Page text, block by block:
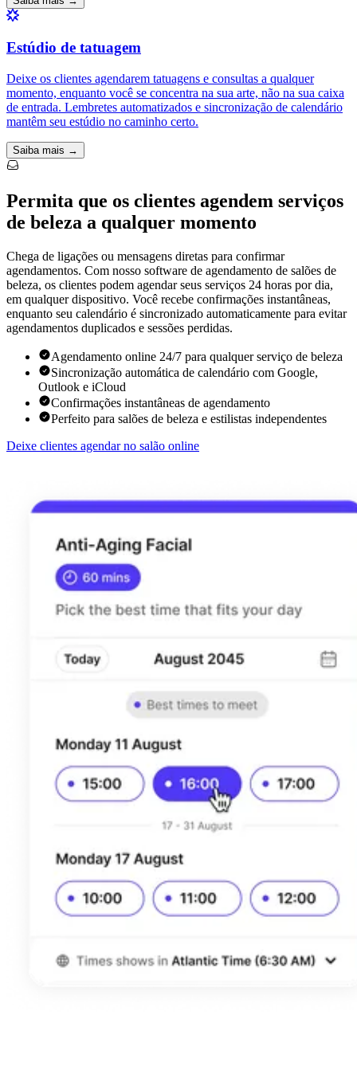
Estúdio de tatuagem
Deixe os clientes agendarem tatuagens e consultas a qualquer
momento, enquanto você se concentra na sua arte, não na sua caixa
de entrada. Lembretes automatizados e sincronização de calendário
mantêm seu estúdio no caminho certo.
Saiba mais →
Permita que os clientes agendem serviços
de beleza a qualquer momento
Chega de ligações ou mensagens diretas para confirmar
agendamentos. Com nosso software de agendamento de salões de
beleza, os clientes podem agendar seus serviços 24 horas por dia,
em qualquer dispositivo. Você recebe confirmações instantâneas,
enquanto seu calendário é sincronizado automaticamente para evitar
agendamentos duplicados e sessões perdidas.
Agendamento online 24/7 para qualquer serviço de beleza
Sincronização automática de calendário com Google,
Outlook e iCloud
Confirmações instantâneas de agendamento
Perfeito para salões de beleza e estilistas independentes
Deixe clientes agendar no salão online